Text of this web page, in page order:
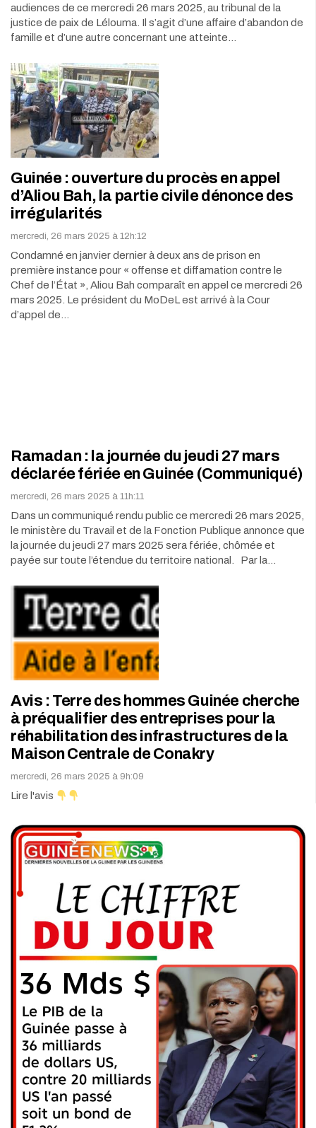
audiences de ce mercredi 26 mars 2025, au tribunal de la
justice de paix de Lélouma. Il s’agit d’une affaire d’abandon de
famille et d’une autre concernant une atteinte…
Guinée : ouverture du procès en appel
d’Aliou Bah, la partie civile dénonce des
irrégularités
mercredi, 26 mars 2025 à 12h:12
Condamné en janvier dernier à deux ans de prison en
première instance pour « offense et diffamation contre le
Chef de l’État », Aliou Bah comparaît en appel ce mercredi 26
mars 2025. Le président du MoDeL est arrivé à la Cour
d’appel de…
Ramadan : la journée du jeudi 27 mars
déclarée fériée en Guinée (Communiqué)
mercredi, 26 mars 2025 à 11h:11
Dans un communiqué rendu public ce mercredi 26 mars 2025,
le ministère du Travail et de la Fonction Publique annonce que
la journée du jeudi 27 mars 2025 sera fériée, chômée et
payée sur toute l’étendue du territoire national. Par la…
Avis : Terre des hommes Guinée cherche
à préqualifier des entreprises pour la
réhabilitation des infrastructures de la
Maison Centrale de Conakry
mercredi, 26 mars 2025 à 9h:09
Lire l'avis